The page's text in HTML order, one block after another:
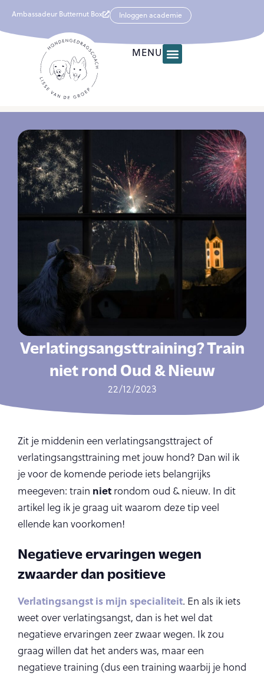
Ambassadeur Butternut Box Inloggen academie
MENU
Verlatingsangsttraining? Train
niet rond Oud & Nieuw
22/12/2023
Zit je middenin een verlatingsangsttraject of
verlatingsangsttraining met jouw hond? Dan wil ik
je voor de komende periode iets belangrijks
meegeven: train niet rondom oud & nieuw. In dit
artikel leg ik je graag uit waarom deze tip veel
ellende kan voorkomen!
Negatieve ervaringen wegen
zwaarder dan positieve
Verlatingsangst is mijn specialiteit. En als ik iets
weet over verlatingsangst, dan is het wel dat
negatieve ervaringen zeer zwaar wegen. Ik zou
graag willen dat het anders was, maar een
negatieve training (dus een training waarbij je hond